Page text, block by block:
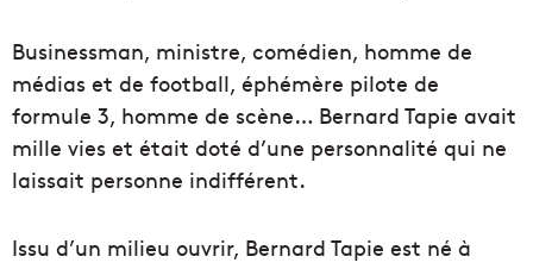
Businessman, ministre, comédien, homme de
médias et de football, éphémère pilote de
formule 3, homme de scène… Bernard Tapie avait
mille vies et était doté d’une personnalité qui ne
laissait personne indifférent.
Issu d’un milieu ouvrir, Bernard Tapie est né à